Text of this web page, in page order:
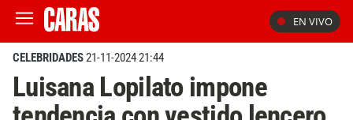
EN VIVO
CELEBRIDADES21-11-2024 21:44
Luisana Lopilato impone